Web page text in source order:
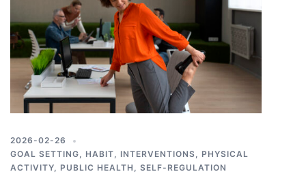
2026-02-26
GOAL SETTING, HABIT, INTERVENTIONS, PHYSICAL
ACTIVITY, PUBLIC HEALTH , SELF-REGULATION